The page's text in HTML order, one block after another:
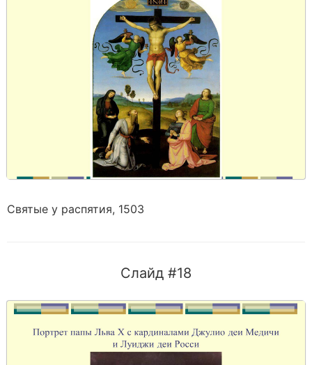
Святые у распятия, 1503
Слайд #18